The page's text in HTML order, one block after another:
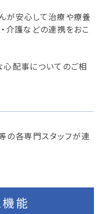
が安心して治療や療養
介護などの連携をおこ
心配事についてのご相
の各専門スタッフが連
能